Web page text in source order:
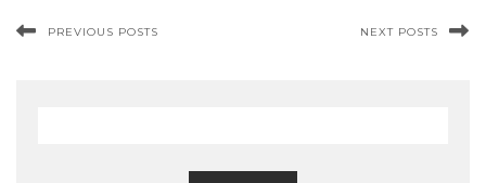
PREVIOUS POSTS NEXT POSTS